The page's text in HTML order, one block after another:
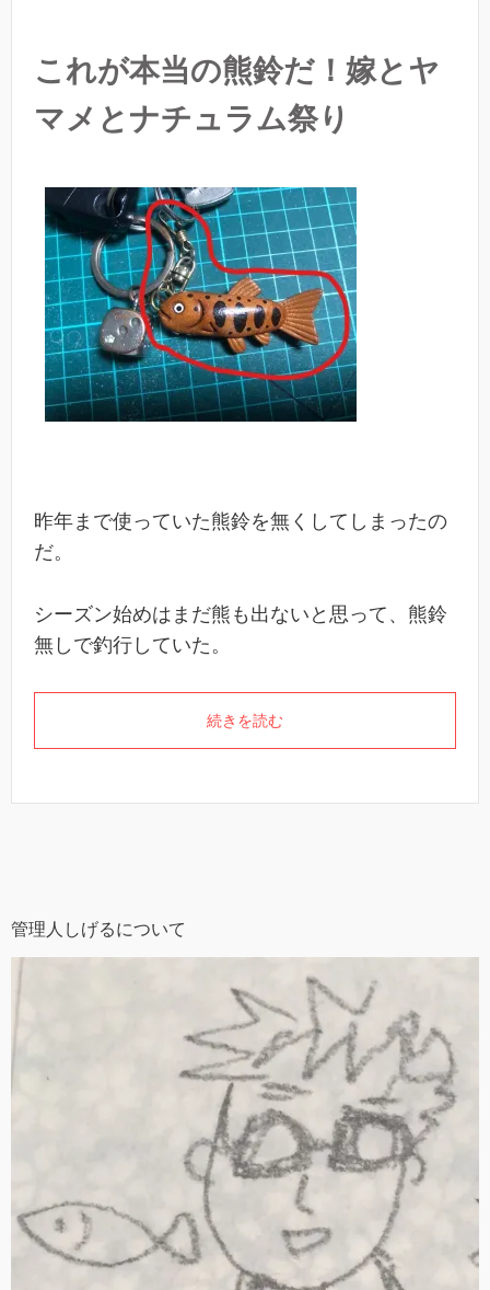
これが本当の熊鈴だ！嫁とヤ
マメとナチュラム祭り
昨年まで使っていた熊鈴を無くしてしまったの
だ。
シーズン始めはまだ熊も出ないと思って、熊鈴
無しで釣行していた。
続きを読む
管理人しげるについて